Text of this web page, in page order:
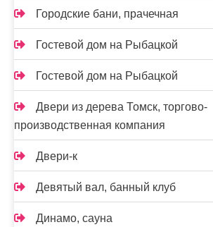
Городские бани, прачечная
Гостевой дом на Рыбацкой
Гостевой дом на Рыбацкой
Двери из дерева Томск, торгово-
производственная компания
Двери-к
Девятый вал, банный клуб
Динамо, сауна